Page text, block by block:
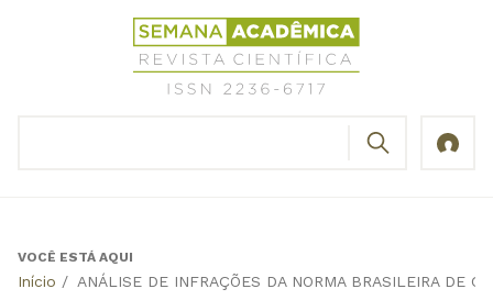
Revista
Científica
Semana
Back
VOCÊ ESTÁ AQUI
Início / ANÁLISE DE INFRAÇÕES DA NORMA BRASILEIRA DE